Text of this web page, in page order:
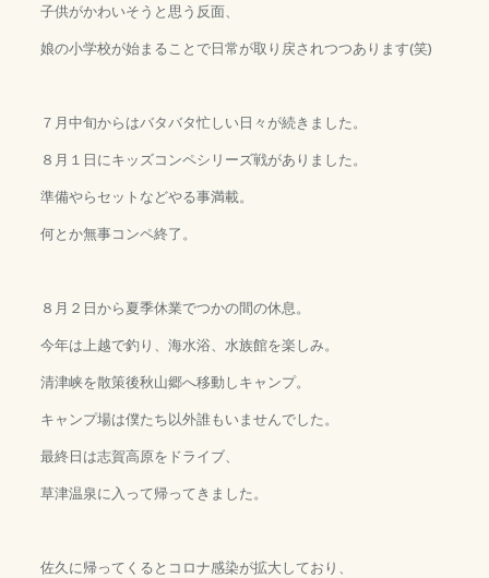
子供がかわいそうと思う反面、
娘の小学校が始まることで日常が取り戻されつつあります(笑)
７月中旬からはバタバタ忙しい日々が続きました。
８月１日にキッズコンペシリーズ戦がありました。
準備やらセットなどやる事満載。
何とか無事コンペ終了。
８月２日から夏季休業でつかの間の休息。
今年は上越で釣り、海水浴、水族館を楽しみ。
清津峡を散策後秋山郷へ移動しキャンプ。
キャンプ場は僕たち以外誰もいませんでした。
最終日は志賀高原をドライブ、
草津温泉に入って帰ってきました。
佐久に帰ってくるとコロナ感染が拡大しており、